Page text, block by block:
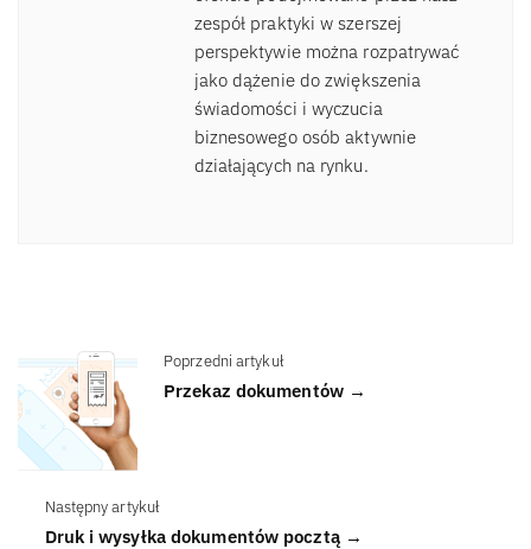
zespół praktyki w szerszej
perspektywie można rozpatrywać
jako dążenie do zwiększenia
świadomości i wyczucia
biznesowego osób aktywnie
działających na rynku.
Poprzedni artykuł
Przekaz dokumentów →
Następny artykuł
Druk i wysyłka dokumentów pocztą →